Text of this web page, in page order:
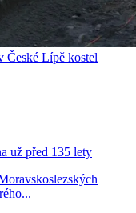
České Lípě kostel
už před 135 lety